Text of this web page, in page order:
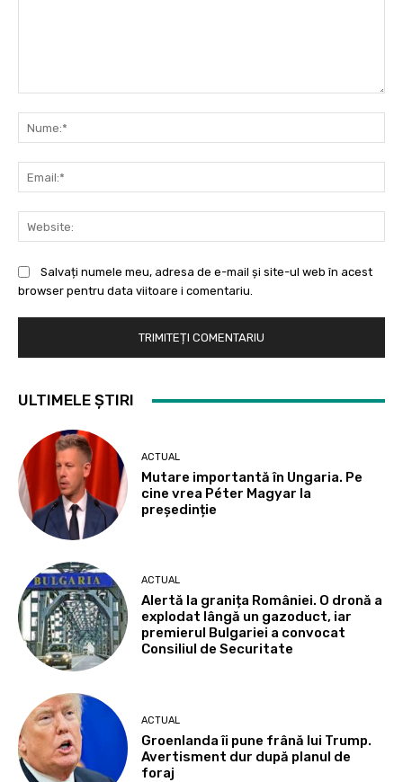
Salvați numele meu, adresa de e-mail și site-ul web în acest
browser pentru data viitoare i comentariu.
ULTIMELE ȘTIRI
ACTUAL
Mutare importantă în Ungaria. Pe
cine vrea Péter Magyar la
președinție
ACTUAL
Alertă la granița României. O dronă a
explodat lângă un gazoduct, iar
premierul Bulgariei a convocat
Consiliul de Securitate
ACTUAL
Groenlanda îi pune frână lui Trump.
Avertisment dur după planul de
foraj